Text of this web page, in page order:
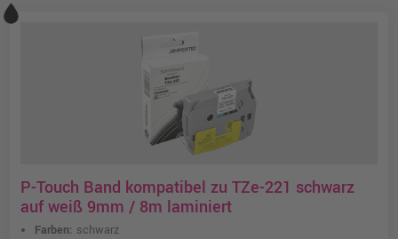
P-Touch Band kompatibel zu TZe-221 schwarz
auf weiß 9mm / 8m laminiert
Farben: schwarz